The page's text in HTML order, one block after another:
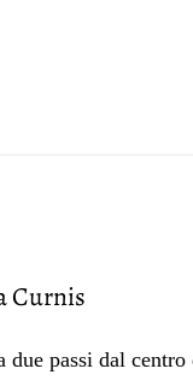
Curnis
due passi dal